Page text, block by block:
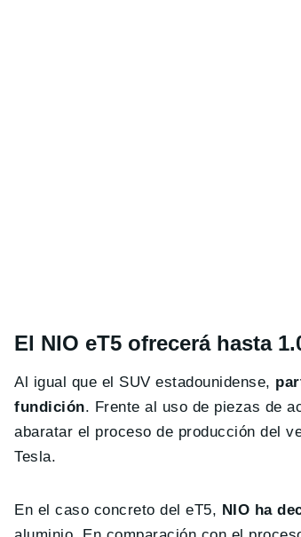
El NIO eT5 ofrecerá hasta
Al igual que el SUV estadounidense,
fundición. Frente al uso de piezas de
abaratar el proceso de producción del
Tesla.
En el caso concreto del eT5, NIO ha